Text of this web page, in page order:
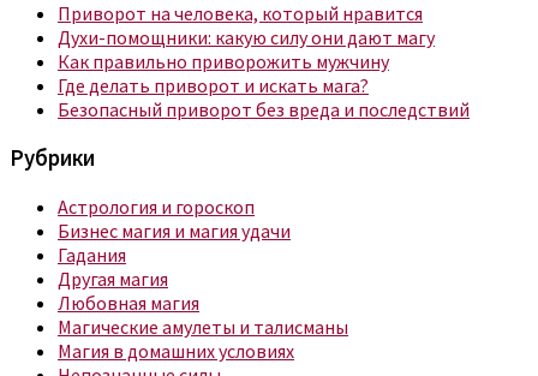
Приворот на человека, который нравится
Духи-помощники: какую силу они дают магу
Как правильно приворожить мужчину
Где делать приворот и искать мага?
Безопасный приворот без вреда и последствий
Рубрики
Астрология и гороскоп
Бизнес магия и магия удачи
Гадания
Другая магия
Любовная магия
Магические амулеты и талисманы
Магия в домашних условиях